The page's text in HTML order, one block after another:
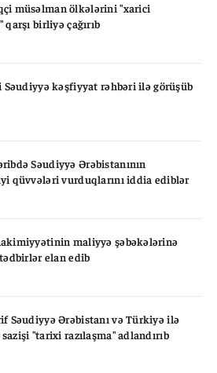
müsəlman ölkələrini "xarici
birliyə çağırıb
kəşfiyyat rəhbəri ilə görüşüb
Səudiyyə Ərəbistanının
qüvvələri vurduqlarını iddia ediblər
maliyyə şəbəkələrinə
elan edib
Səudiyyə Ərəbistanı və Türkiyə ilə
"tarixi razılaşma" adlandırıb